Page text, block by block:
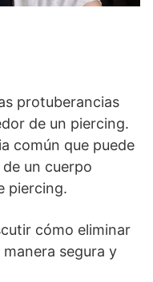
protuberancias
de un piercing.
común que puede
un cuerpo
piercing.
cómo eliminar
segura y